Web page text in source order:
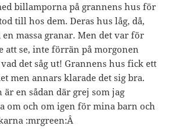
billamporna på grannens hus för
till hos dem. Deras hus låg, då,
massa granar. Men det var för
att se, inte förrän på morgonen
det såg ut! Grannens hus fick ett
men annars klarade det sig bra.
en sådan där grej som jag
om och om igen för mina barn och
:mrgreen:Â